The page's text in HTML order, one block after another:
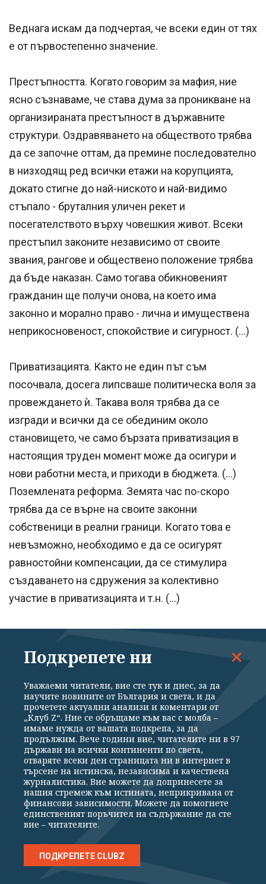
Веднага искам да подчертая, че всеки един от тях
е от първостепенно значение.
Престъпността. Когато говорим за мафия, ние
ясно съзнаваме, че става дума за проникване на
организираната престъпност в държавните
структури. Оздравяването на обществото трябва
да се започне оттам, да премине последователно
в низходящ ред всички етажи на корупцията,
докато стигне до най-ниското и най-видимо
стъпало - бруталния уличен рекет и
посегателството върху човешкия живот. Всеки
престъпил законите независимо от своите
звания, рангове и обществено положение трябва
да бъде наказан. Само тогава обикновеният
гражданин ще получи онова, на което има
законно и морално право - лична и имуществена
неприкосновеност, спокойствие и сигурност. (…)
Приватизацията. Както не един път съм
посочвала, досега липсваше политическа воля за
провеждането ѝ. Такава воля трябва да се
изгради и всички да се обединим около
становището, че само бързата приватизация в
настоящия труден момент може да осигури и
нови работни места, и приходи в бюджета. (…)
Поземлената реформа. Земята час по-скоро
трябва да се върне на своите законни
собственици в реални граници. Когато това е
невъзможно, необходимо е да се осигурят
равностойни компенсации, да се стимулира
създаването на сдружения за колективно
участие в приватизацията и т.н. (…)
всички виждаме възрастни, немощни или сакати
хора да ровят из кофи за смет с надеждата да
открият не друго, а нещо годно да им осигури
преживяването на още един ден. Нашето
желание е тези гледки да изчезнат от
всекидневието ни в рамките на дни. За да
обезпечим изпълнението на тази задача, ще
вземем незабавно мерки (…).
Правителството, обаче, не е всесилно и в този
смисъл се нуждае от обединените усилия и
твърдата вяра на всеки добронамерен
гражданин на Отечеството ни за решаване на
Подкрепете ни
Уважаеми читатели, вие сте тук и днес, за да
научите новините от България и света, и да
прочетете актуални анализи и коментари от
„Клуб Z“. Ние се обръщаме към вас с молба –
имаме нужда от вашата подкрепа, за да
продължим. Вече години вие, читателите ни в 97
държави на всички континенти по света,
отваряте всеки ден страницата ни в интернет в
търсене на истинска, независима и качествена
журналистика. Вие можете да допринесете за
нашия стремеж към истината, неприкривана от
финансови зависимости. Можете да помогнете
единственият поръчител на съдържание да сте
вие – читателите.
ПОДКРЕПЕТЕ CLUBZ